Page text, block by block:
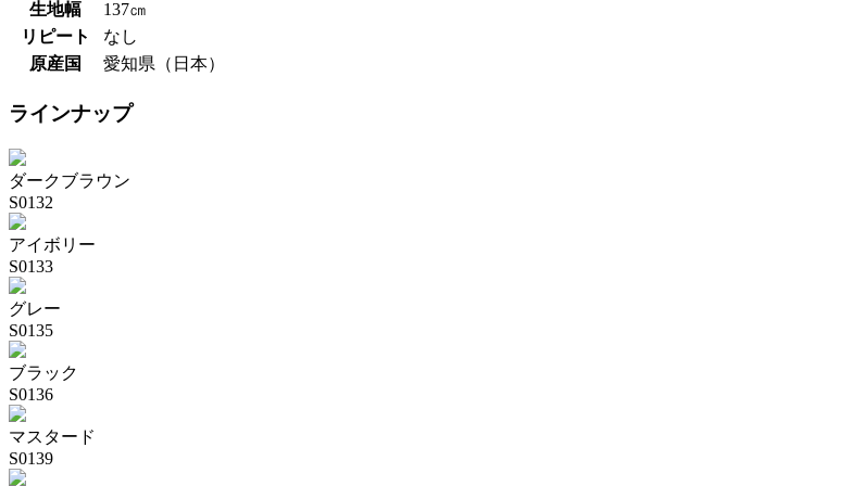
生地幅
137㎝
リピート
なし
原産国
愛知県（日本）
ラインナップ
ダークブラウン
S0132
アイボリー
S0133
グレー
S0135
ブラック
S0136
マスタード
S0139